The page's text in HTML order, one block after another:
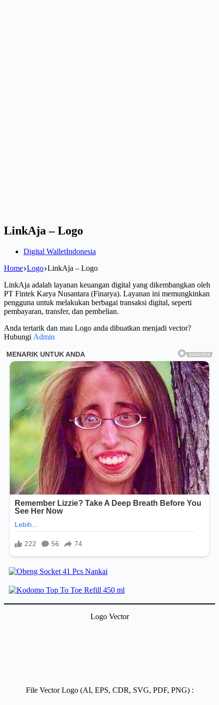
LinkAja – Logo
Digital WalletIndonesia
Home Logo LinkAja – Logo
LinkAja adalah layanan keuangan digital yang dikembangkan oleh
PT Fintek Karya Nusantara (Finarya). Layanan ini memungkinkan
pengguna untuk melakukan berbagai transaksi digital, seperti
pembayaran, transfer, dan pembelian.
Anda tertarik dan mau Logo anda dibuatkan menjadi vector?
Hubungi Admin
Logo Vector
File Vector Logo (AI, EPS, CDR, SVG, PDF, PNG) :